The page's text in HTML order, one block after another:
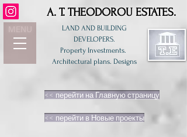
A. T. THEODOROU ESTATES.
LAND AND BUILDING
DEVELOPERS.
Property Investments.
Architectural plans. Designs
<< перейти на Главную страницу
<< перейти в Новые проекты